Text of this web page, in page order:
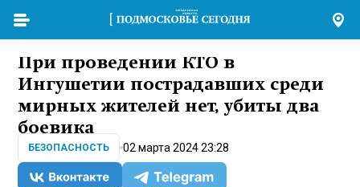
При проведении КТО в
Ингушетии пострадавших среди
мирных жителей нет, убиты два
боевика
БЕЗОПАСНОСТЬ 02 марта 2024 23:28